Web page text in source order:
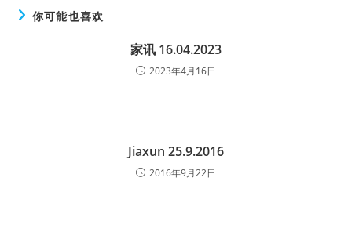
你可能也喜欢
家讯 16.04.2023
2023年4月16日
Jiaxun 25.9.2016
2016年9月22日